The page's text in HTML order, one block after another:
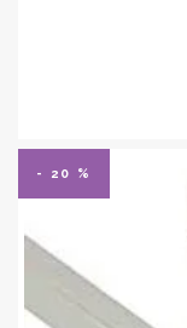
- 20 %